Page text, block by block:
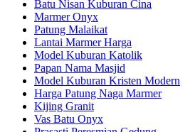
Batu Nisan Kuburan Cina
Marmer Onyx
Patung Malaikat
Lantai Marmer Harga
Model Kuburan Katolik
Papan Nama Masjid
Model Kuburan Kristen Modern
Harga Patung Naga Marmer
Kijing Granit
Vas Batu Onyx